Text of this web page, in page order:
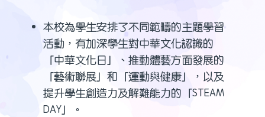
本校為學生安排了不同範疇的主題學習
活動，有加深學生對中華文化認識的
「中華文化日」、推動體藝方面發展的
「藝術聯展」和「運動與健康」，以及
提升學生創造力及解難能力的「STEAM
DAY」。